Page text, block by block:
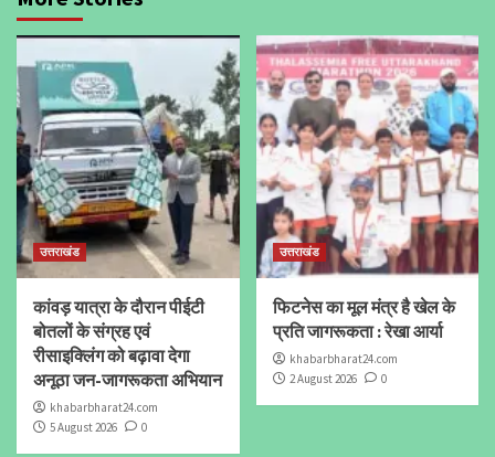
उत्तराखंड
कांवड़ यात्रा के दौरान पीईटी
बोतलों के संग्रह एवं
रीसाइक्लिंग को बढ़ावा देगा
अनूठा जन-जागरूकता अभियान
khabarbharat24.com
5 August 2026
0
उत्तराखंड
फिटनेस का मूल मंत्र है खेल के
प्रति जागरूकता : रेखा आर्या
khabarbharat24.com
2 August 2026
0